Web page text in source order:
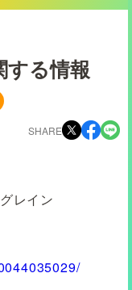
アナウンサー
番組表
する情報
SHARE
レイン